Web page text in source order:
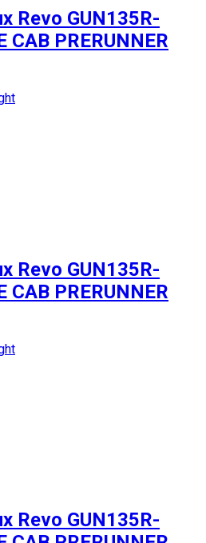
Revo GUN135R-
CAB PRERUNNER
Revo GUN135R-
CAB PRERUNNER
Revo GUN135R-